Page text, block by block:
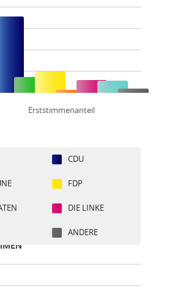
Erststimmenanteil
CDU
FDP
DIE LINKE
ANDERE